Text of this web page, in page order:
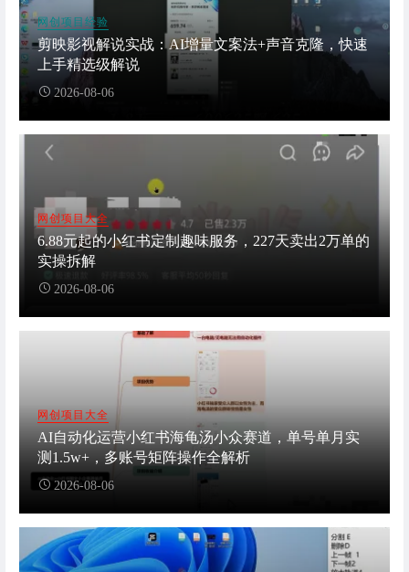
网创项目经验
剪映影视解说实战：AI增量文案法+声音克隆，快速
上手精选级解说
2026-08-06
网创项目大全
6.88元起的小红书定制趣味服务，227天卖出2万单的
实操拆解
2026-08-06
网创项目大全
AI自动化运营小红书海龟汤小众赛道，单号单月实
测1.5w+，多账号矩阵操作全解析
2026-08-06